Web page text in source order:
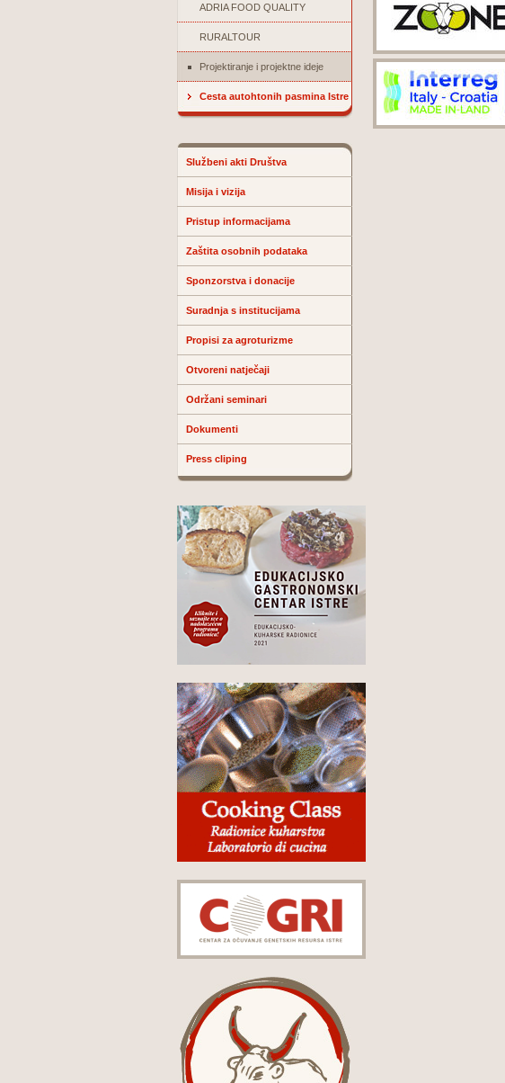
ADRIA FOOD QUALITY
RURALTOUR
Projektiranje i projektne ideje
Cesta autohtonih pasmina Istre
Službeni akti Društva
Misija i vizija
Pristup informacijama
Zaštita osobnih podataka
Sponzorstva i donacije
Suradnja s institucijama
Propisi za agroturizme
Otvoreni natječaji
Održani seminari
Dokumenti
Press cliping